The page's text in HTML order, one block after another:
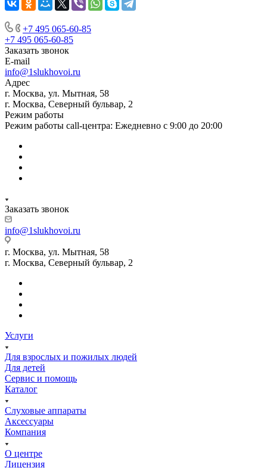
+7 495 065-60-85
+7 495 065-60-85
Заказать звонок
E-mail
info@1slukhovoi.ru
Адрес
г. Москва, ул. Мытная, 58
г. Москва, Северный бульвар, 2
Режим работы
Режим работы call-центра: Ежедневно с 9:00 до 20:00
Заказать звонок
info@1slukhovoi.ru
г. Москва, ул. Мытная, 58
г. Москва, Северный бульвар, 2
Услуги
Для взрослых и пожилых людей
Для детей
Сервис и помощь
Каталог
Слуховые аппараты
Аксессуары
Компания
О центре
Лицензия